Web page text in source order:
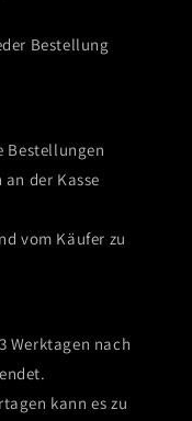
Bestellung
Bestellungen
der Kasse
vom Käufer zu
Werktagen nach
kann es zu